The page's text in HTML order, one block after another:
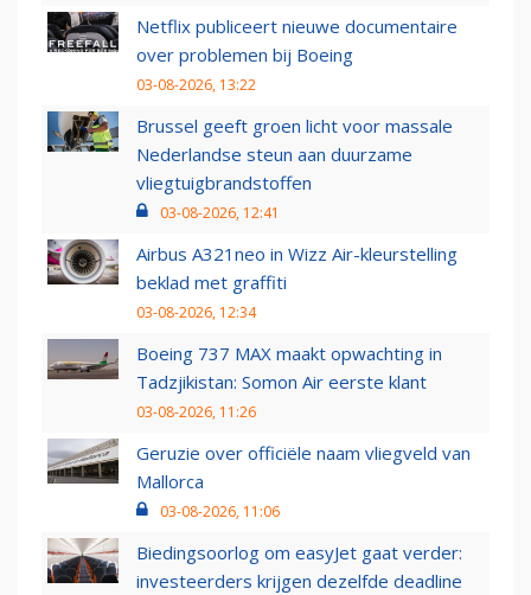
Netflix publiceert nieuwe documentaire
over problemen bij Boeing
03-08-2026, 13:22
Brussel geeft groen licht voor massale
Nederlandse steun aan duurzame
vliegtuigbrandstoffen
03-08-2026, 12:41
Airbus A321neo in Wizz Air-kleurstelling
beklad met graffiti
03-08-2026, 12:34
Boeing 737 MAX maakt opwachting in
Tadzjikistan: Somon Air eerste klant
03-08-2026, 11:26
Geruzie over officiële naam vliegveld van
Mallorca
03-08-2026, 11:06
Biedingsoorlog om easyJet gaat verder:
investeerders krijgen dezelfde deadline